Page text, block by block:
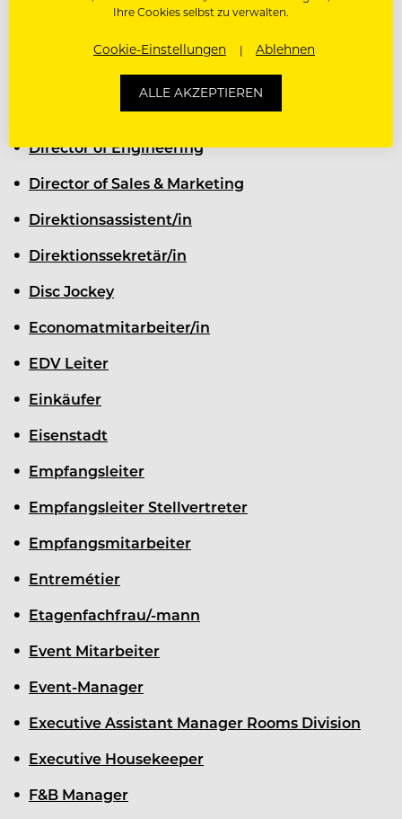
Director Conference Sales
Director of Convention Sales
Director of Engineering
Director of Sales & Marketing
Direktionsassistent/in
Direktionssekretär/in
Disc Jockey
Economatmitarbeiter/in
EDV Leiter
Einkäufer
Eisenstadt
Empfangsleiter
Empfangsleiter Stellvertreter
Empfangsmitarbeiter
Entremétier
Etagenfachfrau/-mann
Event Mitarbeiter
Event-Manager
Executive Assistant Manager Rooms Division
Executive Housekeeper
F&B Manager
Ihre Cookies selbst zu verwalten.
Cookie-Einstellungen Ablehnen
ALLE AKZEPTIEREN